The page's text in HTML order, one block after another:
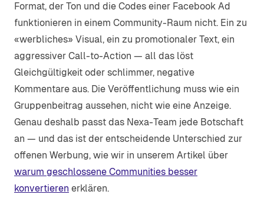
Format, der Ton und die Codes einer Facebook Ad
funktionieren in einem Community-Raum nicht. Ein zu
«werbliches» Visual, ein zu promotionaler Text, ein
aggressiver Call-to-Action — all das löst
Gleichgültigkeit oder schlimmer, negative
Kommentare aus. Die Veröffentlichung muss wie ein
Gruppenbeitrag aussehen, nicht wie eine Anzeige.
Genau deshalb passt das Nexa-Team jede Botschaft
an — und das ist der entscheidende Unterschied zur
offenen Werbung, wie wir in unserem Artikel über
warum geschlossene Communities besser
konvertieren erklären.